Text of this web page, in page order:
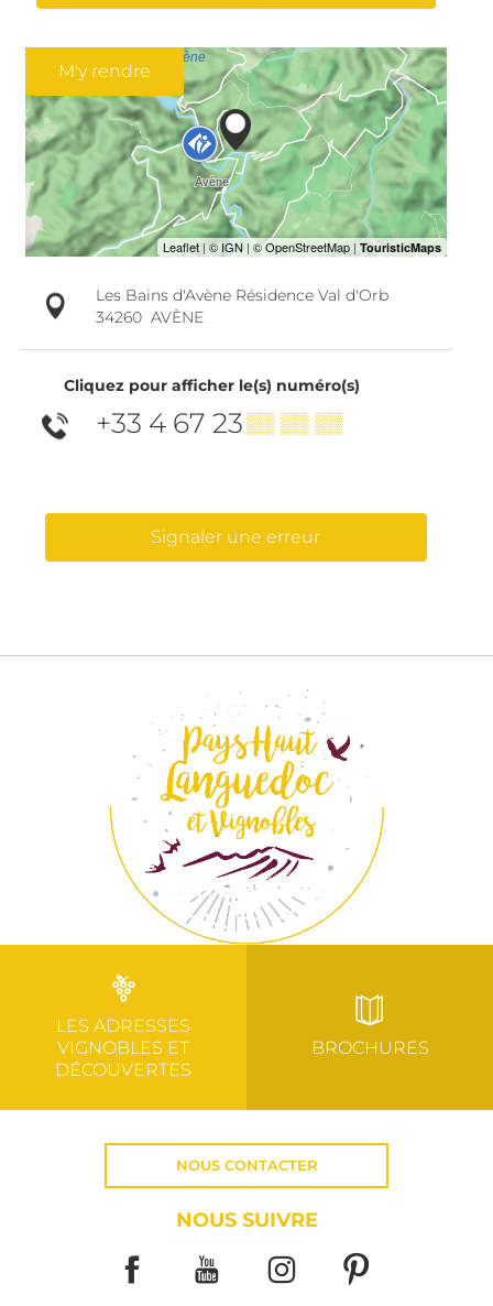
M'y rendre
Les Bains d'Avène Résidence Val d'Orb
34260 AVÈNE
Cliquez pour afficher le(s) numéro(s)
+33 4 67 23▒▒ ▒▒ ▒▒
Signaler une erreur
LES ADRESSES
VIGNOBLES ET
DÉCOUVERTES
BROCHURES
NOUS CONTACTER
NOUS SUIVRE